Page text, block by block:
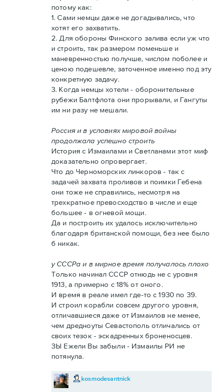
потому как:
1. Сами немцы даже не догадывались, что
хотят его захватить.
2. Для обороны Финского залива если уж что
и строить, так размером поменьше и
маневренностью получше, числом поболее и
ценою подешевле, заточенное именно под эту
конкретную задачу.
3. Когда немцы хотели - оборонительные
рубежи Балтфлота они прорывали, и Гангуты
им ни разу не мешали.
Россия и в условиях мировой войны
продолжала успешно строить
История с Измаилами и Светланами этот миф
доказательно опровергает.
Что до Черноморских линкоров - так с
задачей захвата проливов и поимки Гебена
они тоже не справились, несмотря на
трехкратное превосходство в числе и еще
большее - в огневой мощи.
Да и построить их удалось исключительно
благодаря британской помощи, без нее было
б никак.
у СССРа и в мирное время получалось плохо
Только начинал СССР отнюдь не с уровня
1913, а примерно с 18% от оного.
И время в реале имел где-то с 1930 по 39.
И строил корабли совсем другого уровня,
отличавшиеся даже от Измаилов не менее,
чем дредноуты Севастополь отличались от
своих тезок - эскадренных броненосцев.
ЗЫ Ежели Вы забыли - Измаилы РИ не
потянула.
kosmodesantnick